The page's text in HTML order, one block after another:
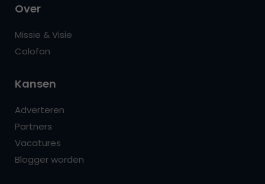
Over
Missie & Visie
Colofon
Kansen
Adverteren
Partners
Vacatures
Blogger worden